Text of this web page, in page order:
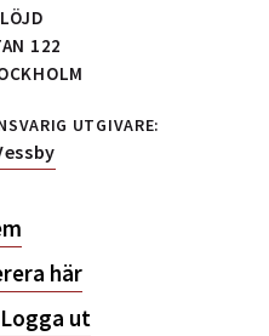
122
UTGIVARE:
här
ut